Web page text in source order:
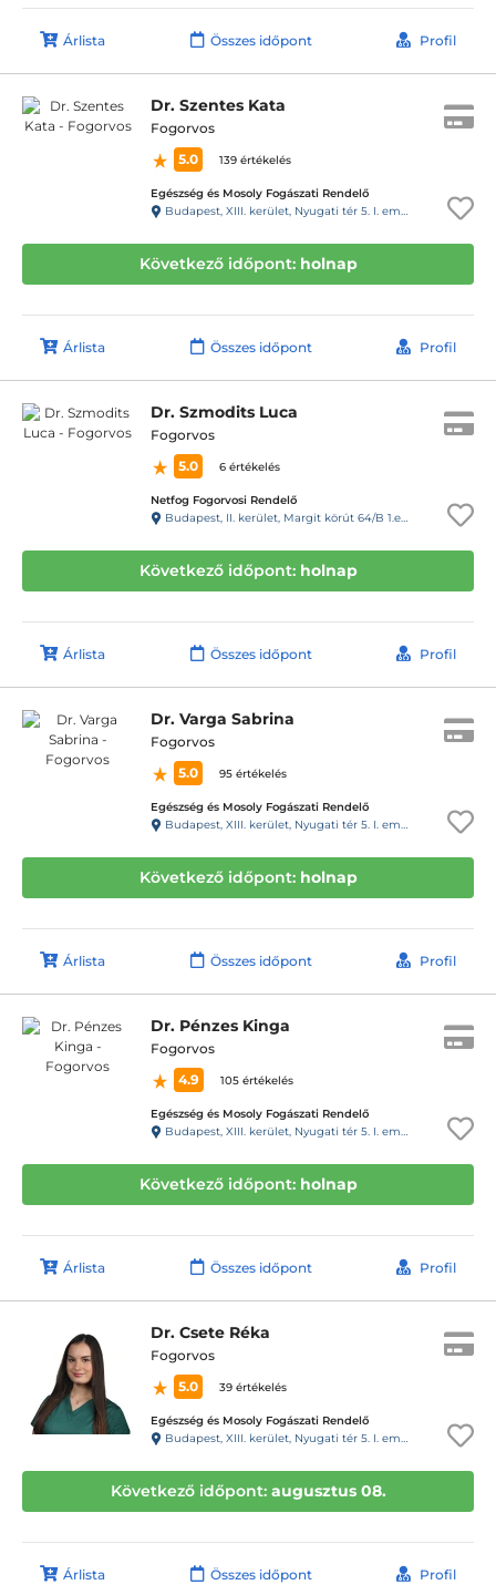
Árlista Összes időpont Profil
Dr. Szentes Kata
Fogorvos
5.0
139 értékelés
Egészség és Mosoly Fogászati Rendelő
Budapest, XIII. kerület, Nyugati tér 5. I. em. 3. (28-as kapucsengő)
Következő időpont: holnap
Árlista Összes időpont Profil
Dr. Szmodits Luca
Fogorvos
5.0
6 értékelés
Netfog Fogorvosi Rendelő
Budapest, II. kerület, Margit körút 64/B 1.emelet 9., 14-es kapucsengő
Következő időpont: holnap
Árlista Összes időpont Profil
Dr. Varga Sabrina
Fogorvos
5.0
95 értékelés
Egészség és Mosoly Fogászati Rendelő
Budapest, XIII. kerület, Nyugati tér 5. I. em. 3. (28-as kapucsengő)
Következő időpont: holnap
Árlista Összes időpont Profil
Dr. Pénzes Kinga
Fogorvos
4.9
105 értékelés
Egészség és Mosoly Fogászati Rendelő
Budapest, XIII. kerület, Nyugati tér 5. I. em. 3. (28-as kapucsengő)
Következő időpont: holnap
Árlista Összes időpont Profil
Dr. Csete Réka
Fogorvos
5.0
39 értékelés
Egészség és Mosoly Fogászati Rendelő
Budapest, XIII. kerület, Nyugati tér 5. I. em. 3. (28-as kapucsengő)
Következő időpont: augusztus 08.
Árlista Összes időpont Profil